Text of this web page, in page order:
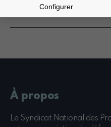
Luxembourg
À propos
Le Syndicat National des